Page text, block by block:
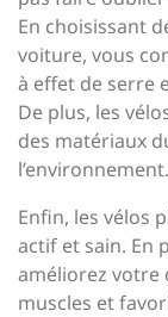
En choisissant
voiture, vous
à effet de serre
De plus, les
des matériaux
l’environnement.
Enfin, les vélos
actif et sain. En
améliorez votre
muscles et